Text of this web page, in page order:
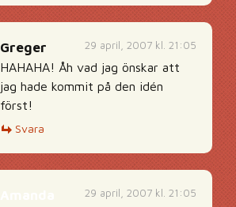
29 april, 2007 kl. 21:05
Greger
HAHAHA! Åh vad jag önskar att
jag hade kommit på den idén
först!
Svara
29 april, 2007 kl. 21:05